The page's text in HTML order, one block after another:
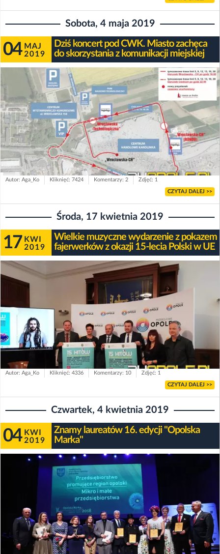
Sobota, 4 maja 2019
04 MAJ
2019
Dziś koncert pod CWK. Miasto zachęca
do skorzystania z komunikacji miejskiej
Autor: Aga_Ko Kliknięć: 7424 Komentarzy: 2 Zdjęć: 1
CZYTAJ DALEJ >>
Środa, 17 kwietnia 2019
17 KWI
2019
Wielkie muzyczne wydarzenie z pokazem
fajerwerków z okazji 15-lecia Polski w UE
Autor: Aga_Ko Kliknięć: 4336 Komentarzy: 10 Zdjęć: 1
CZYTAJ DALEJ >>
Czwartek, 4 kwietnia 2019
04 KWI
2019
Znamy laureatów 16. edycji "Opolska
Marka"